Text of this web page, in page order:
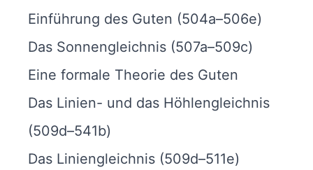
Einführung des Guten (504a–506e)
Das Sonnengleichnis (507a–509c)
Eine formale Theorie des Guten
Das Linien- und das Höhlengleichnis
(509d–541b)
Das Liniengleichnis (509d–511e)